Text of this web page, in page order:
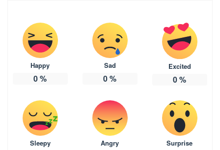
Happy
0%
Sad
0%
Excited
0%
Sleepy Angry Surprise